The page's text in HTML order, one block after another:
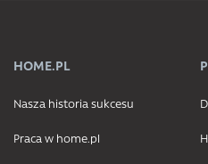
HOME.PL
Nasza historia sukcesu
Praca w home.pl